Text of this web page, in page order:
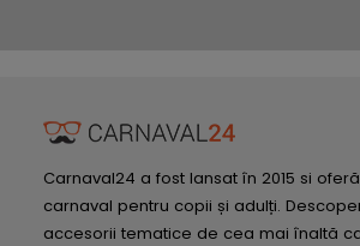
Carnaval24 a fost lansat în 2015 si
carnaval pentru copii și adulți.
accesorii tematice de cea mai înaltă